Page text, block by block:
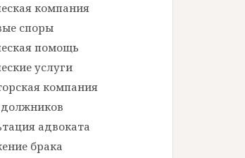
компания
споры
помощь
услуги
компания
адвоката
брака